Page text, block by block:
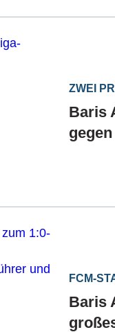
ZWEI
Baris
FCM-
Baris